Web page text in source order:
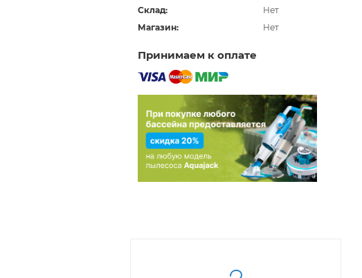
Склад:
Нет
Магазин:
Нет
Принимаем к оплате